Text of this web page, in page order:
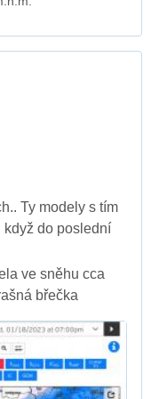
Ty modely s tím
když do poslední
ve sněhu cca
břečka